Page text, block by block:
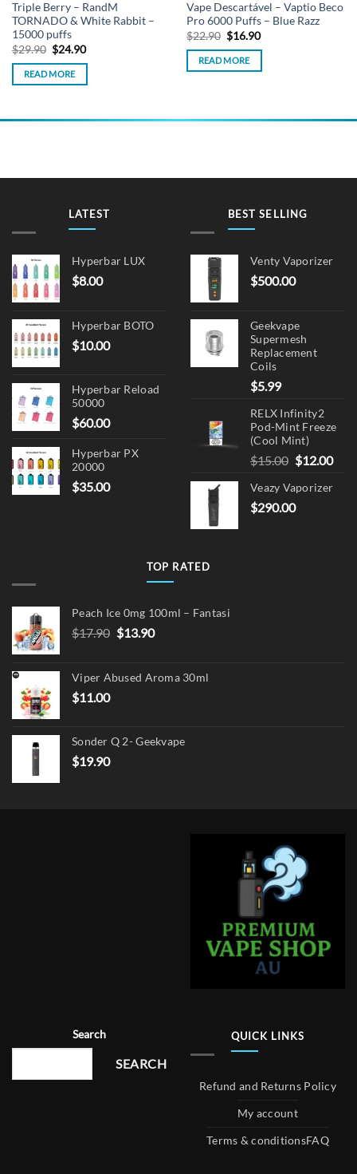
Triple Berry – RandM
TORNADO & White Rabbit –
15000 puffs
$29.90 Original
price
was:
$29.90.
$24.90Current
is:
READ MORE
Vape Descartável – Vaptio Beco
Pro 6000 Puffs – Blue Razz
$22.90 Original
price
was:
$22.90.
$16.90Current
is:
READ MORE
LATEST
Hyperbar LUX
$8.00
Hyperbar BOTO
$10.00
Hyperbar Reload
50000
$60.00
Hyperbar PX
20000
$35.00
BEST SELLING
Venty Vaporizer
$500.00
Geekvape
Supermesh
Replacement
Coils
$5.99
RELX Infinity2
Pod-Mint Freeze
(Cool Mint)
$15.00 Original
was:
$15.00.
$12.00
Veazy Vaporizer
$290.00
TOP RATED
Peach Ice 0mg 100ml – Fantasi
$17.90 Original
$17.90.
$13.90Current
$13.90.
Viper Abused Aroma 30ml
$11.00
Sonder Q 2- Geekvape
$19.90
Search
SEARCH
QUICK LINKS
Refund and Returns Policy
My account
Terms & conditionsFAQ